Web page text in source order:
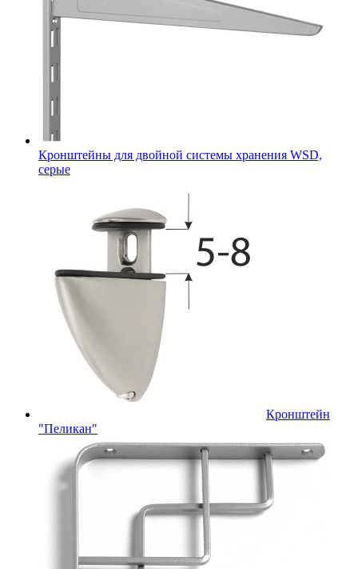
Кронштейны для двойной системы хранения WSD,
серые
Кронштейн
"Пеликан"